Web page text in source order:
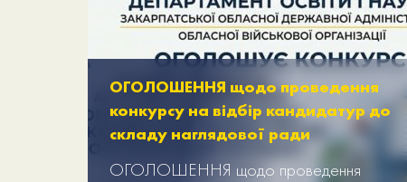
ОГОЛОШЕННЯ щодо проведення
конкурсу на відбір кандидатур до
складу наглядової ради
ОГОЛОШЕННЯ щодо проведення